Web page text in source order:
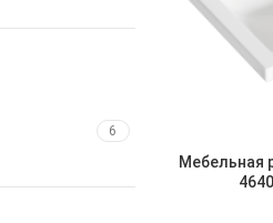
Мебельная
6